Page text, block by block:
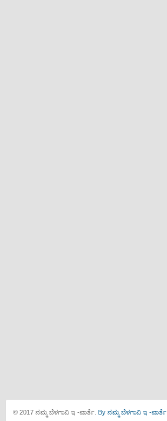
© 2017 ನಮ್ಮ ಬೆಳಗಾವಿ ಇ -ವಾರ್ತೆ. By ನಮ್ಮ ಬೆಳಗಾವಿ ಇ -ವಾರ್ತೆ.